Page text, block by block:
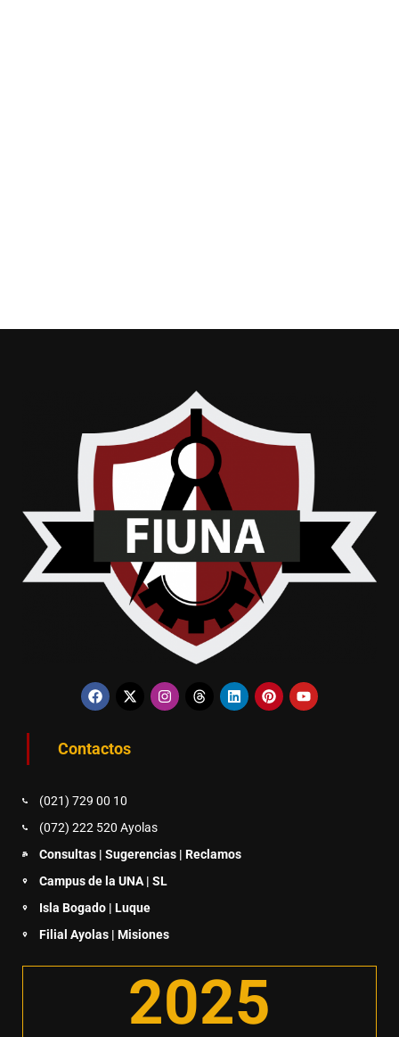
Contactos
(021) 729 00 10
(072) 222 520 Ayolas
Consultas | Sugerencias | Reclamos
Campus de la UNA | SL
Isla Bogado | Luque
Filial Ayolas | Misiones
2025